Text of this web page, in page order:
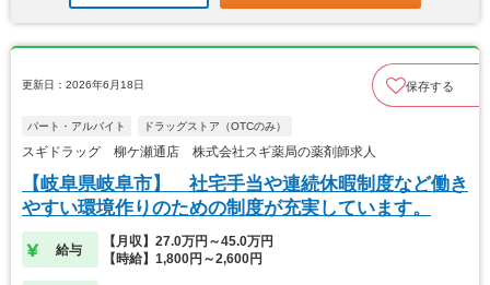
更新日：2026年6月18日 保存する
パート・アルバイト ドラッグストア（OTCのみ）
スギドラッグ 柳ケ瀬通店 株式会社スギ薬局の薬剤師求人
【岐阜県岐阜市】 社宅手当や連続休暇制度など働き
やすい環境作りのための制度が充実しています。
給与
【月収】27.0万円～45.0万円
【時給】1,800円～2,600円